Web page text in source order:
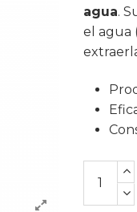
agua.
el agua